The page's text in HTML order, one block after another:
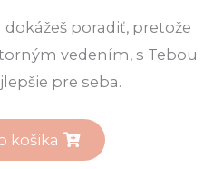
poradiť, pretože
vedením, s Tebou
pre seba.
košika